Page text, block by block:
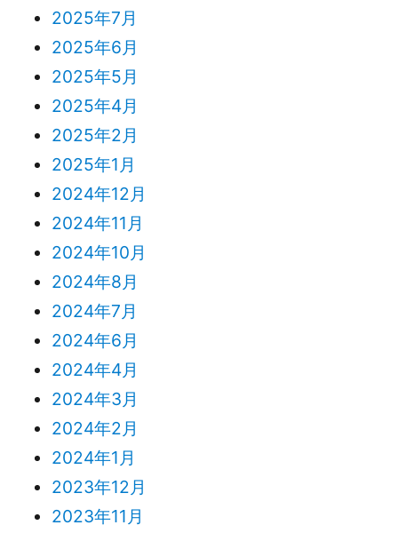
2025年7月
2025年6月
2025年5月
2025年4月
2025年2月
2025年1月
2024年12月
2024年11月
2024年10月
2024年8月
2024年7月
2024年6月
2024年4月
2024年3月
2024年2月
2024年1月
2023年12月
2023年11月